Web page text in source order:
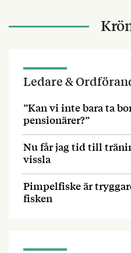
Ledare &
”Kan vi inte bara ta
pensionärer?”
Nu får jag tid till
vissla
Pimpelfiske är
fisken